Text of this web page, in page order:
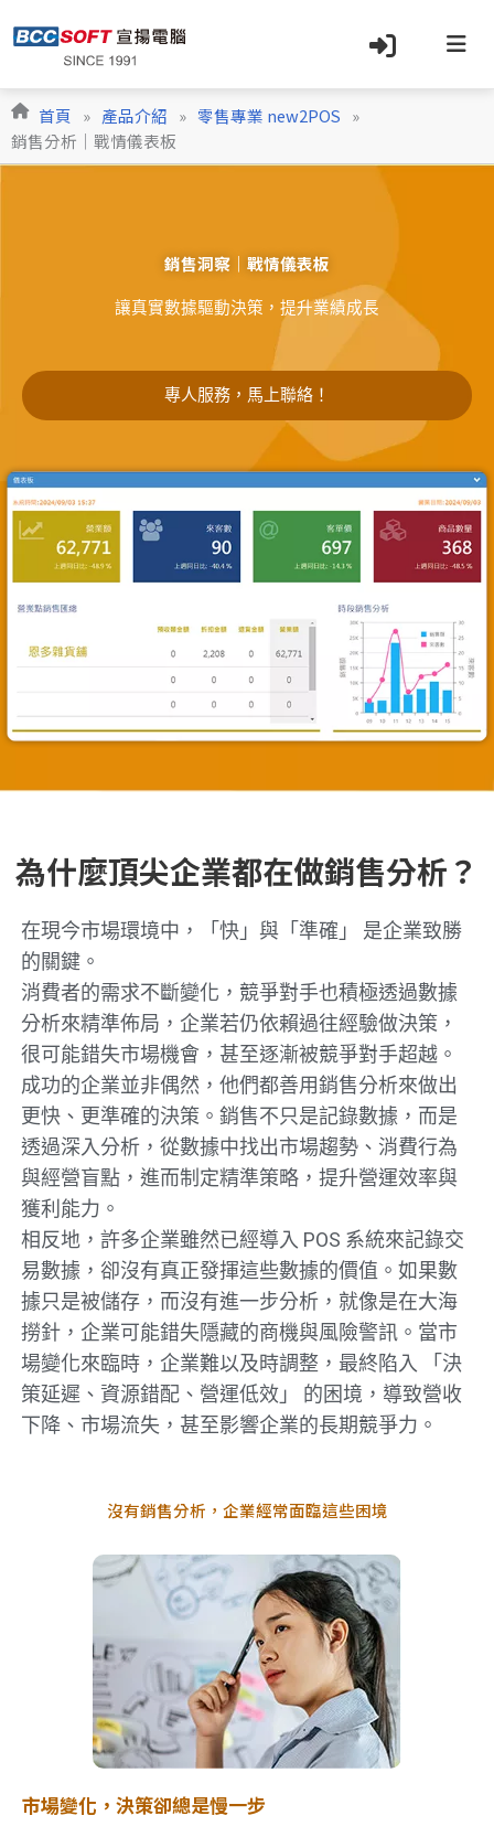
至
內
容
首頁 » 產品介紹 » 零售專業 new2POS »
銷售分析｜戰情儀表板
​銷售洞察｜戰情儀表板
​讓真實數據驅動決策，提升業績成長
專人服務，馬上聯絡！
為什麼頂尖企業都在做銷售分析？
在現今市場環境中，「快」與「準確」 是企業致勝
的關鍵。
消費者的需求不斷變化，競爭對手也積極透過數據
分析來精準佈局，企業若仍依賴過往經驗做決策，
很可能錯失市場機會，甚至逐漸被競爭對手超越。
成功的企業並非偶然，他們都善用銷售分析來做出
更快、更準確的決策。銷售不只是記錄數據，而是
透過深入分析，從數據中找出市場趨勢、消費行為
與經營盲點，進而制定精準策略，提升營運效率與
獲利能力。
相反地，許多企業雖然已經導入 POS 系統來記錄交
易數據，卻沒有真正發揮這些數據的價值。如果數
據只是被儲存，而沒有進一步分析，就像是在大海
撈針，企業可能錯失隱藏的商機與風險警訊。當市
場變化來臨時，企業難以及時調整，最終陷入 「決
策延遲、資源錯配、營運低效」 的困境，導致營收
下降、市場流失，甚至影響企業的長期競爭力。
沒有銷售分析，企業經常面臨這些困境
市場變化，決策卻總是慢一步